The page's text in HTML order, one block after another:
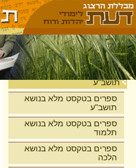
בית
תושב"ע
ספרים בטקסט מלא בנושא
תושב"ע
ספרים בטקסט מלא בנושא
תלמוד
ספרים בטקסט מלא בנושא
הלכה